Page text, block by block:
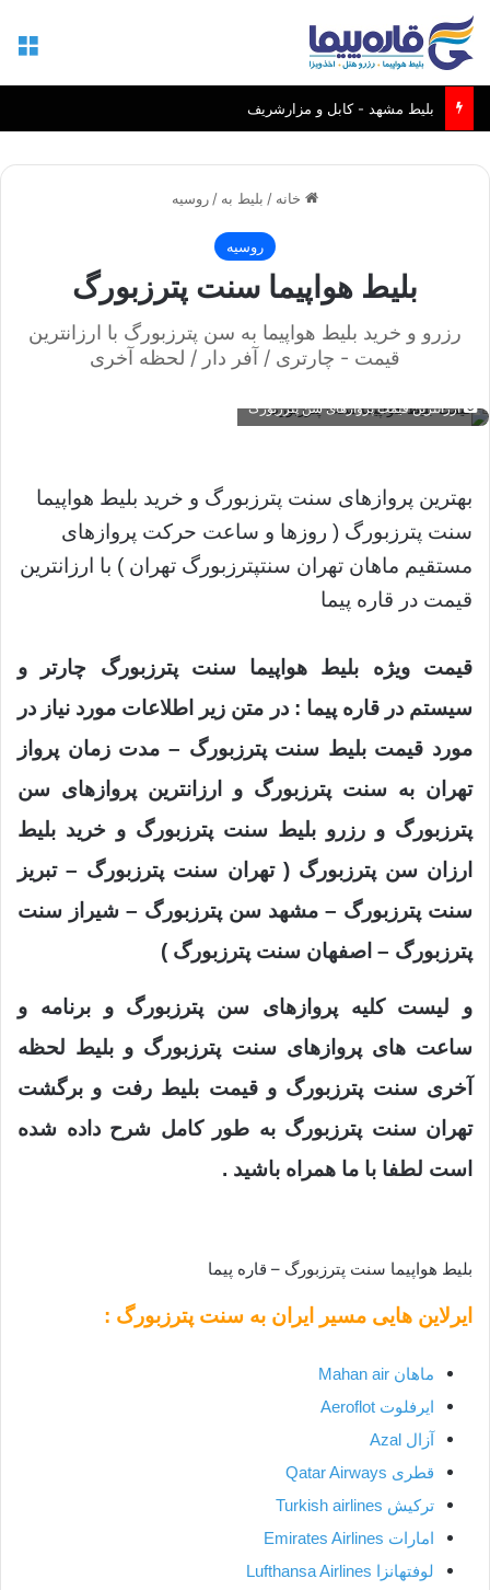
بلیط مشهد - کابل و مزارشریف
خانه / بلیط به / روسیه
روسیه
بلیط هواپیما سنت پترزبورگ
رزرو و خرید بلیط هواپیما به سن پترزبورگ با ارزانترین
قیمت - چارتری / آفر دار / لحظه آخری
ارزانترین قیمت پروازهای سن پترزبورگ
بهترین پروازهای سنت پترزبورگ و خرید بلیط هواپیما
سنت پترزبورگ ( روزها و ساعت حرکت پروازهای
مستقیم ماهان تهران سنتپترزبورگ تهران ) با ارزانترین
قیمت در قاره پیما
قیمت ویژه بلیط هواپیما سنت پترزبورگ چارتر و
سیستم در قاره پیما : در متن زیر اطلاعات مورد نیاز در
مورد قیمت بلیط سنت پترزبورگ – مدت زمان پرواز
تهران به سنت پترزبورگ و ارزانترین پروازهای سن
پترزبورگ و رزرو بلیط سنت پترزبورگ و خرید بلیط
ارزان سن پترزبورگ ( تهران سنت پترزبورگ – تبریز
سنت پترزبورگ – مشهد سن پترزبورگ – شیراز سنت
پترزبورگ – اصفهان سنت پترزبورگ )
و لیست کلیه پروازهای سن پترزبورگ و برنامه و
ساعت های پروازهای سنت پترزبورگ و بلیط لحظه
آخری سنت پترزبورگ و قیمت بلیط رفت و برگشت
تهران سنت پترزبورگ به طور کامل شرح داده شده
است لطفا با ما همراه باشید .
بلیط هواپیما سنت پترزبورگ – قاره پیما
ایرلاین هایی مسیر ایران به سنت پترزبورگ :
ماهان Mahan air
ایرفلوت Aeroflot
آزال Azal
قطری Qatar Airways
ترکیش Turkish airlines
امارات Emirates Airlines
لوفتهانزا Lufthansa Airlines